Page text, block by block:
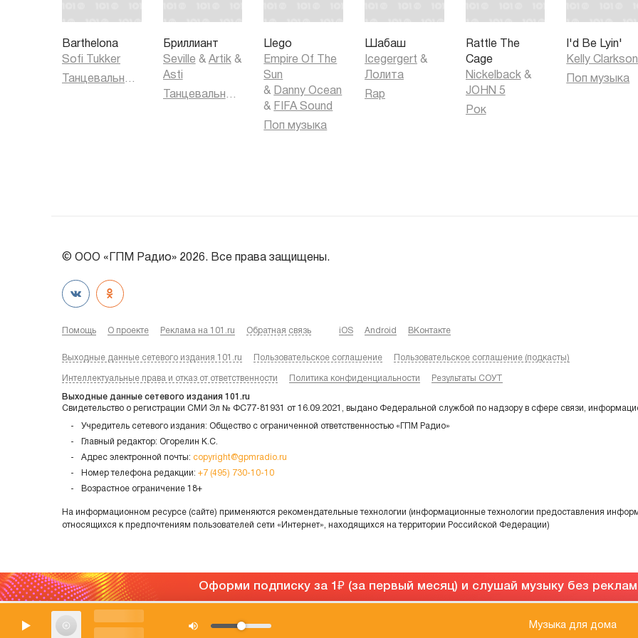
Barthelona
Sofi Tukker
Бриллиант
Seville & Artik &
Asti
Llego
Empire Of The
Sun
& Danny Ocean
& FIFA Sound
Поп музыка
Шабаш
Icegergert &
Лолита
Rap
Rattle The
Cage
Nickelback &
JOHN 5
Рок
I'd Be Lyin'
Kelly Clarkson
Поп музыка
© ООО «ГПМ Радио» 2026. Все права защищены.
Помощь О проекте Реклама на 101.ru Обратная связь iOS Android ВКонтакте
Выходные данные сетевого издания 101.ru Пользовательское соглашение Пользовательское соглашение (подкасты)
Интеллектуальные права и отказ от ответственности Политика конфиденциальности Результаты СОУТ
Выходные данные сетевого издания 101.ru
Свидетельство о регистрации СМИ Эл № ФС77-81931 от 16.09.2021, выдано Федеральной службой по надзору в сфере связи,
Учредитель сетевого издания: Общество с ограниченной ответственностью «ГПМ Радио»
Главный редактор: Огорелин К.С.
Адрес электронной почты: copyright@gpmradio.ru
Номер телефона редакции: +7 (495) 730-10-10
Возрастное ограничение 18+
На информационном ресурсе (сайте) применяются рекомендательные технологии (информационные технологии предоставления
относящихся к предпочтениям пользователей сети «Интернет», находящихся на территории Российской Федерации)
Оформи подписку за 1 (за первый месяц) и слушай музыку без
Музыка для дома